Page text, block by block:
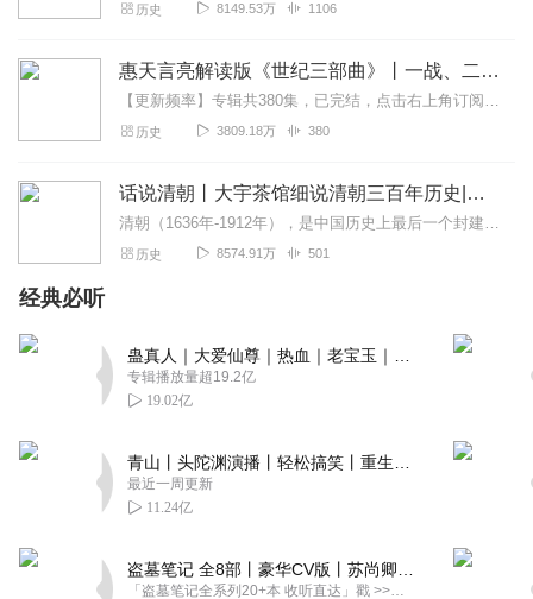
历史 8149.53万 1106
惠天言亮解读版《世纪三部曲》丨一战、二战、冷战
【更新频率】专辑共380集，已完结，点击右上角订阅按钮，VIP免费听！【社群福利】2024熊猫君听书社群全新升级，欢迎熊猫君的粉丝听友们入群交流，更多新鲜玩法和...
历史 3809.18万 380
话说清朝丨大宇茶馆细说清朝三百年历史|从努尔哈赤到末代皇帝溥仪|康熙雍正乾隆
清朝（1636年-1912年），是中国历史上最后一个封建王朝，共传十二帝，统治者为爱新觉罗氏。从努尔哈赤建立后金起，总计296年。从皇太极改国号为清起，国祚27...
历史 8574.91万 501
经典必听
专辑播放量超19.2亿
19.02亿
最近一周更新
11.24亿
「盗墓笔记全系列20+本 收听直达」戳 >>改编自南派三叔同名作品，腾讯音乐娱乐集团出品，冠声文化制作，...